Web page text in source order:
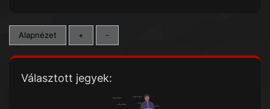
Alapnézet + -
Választott jegyek: